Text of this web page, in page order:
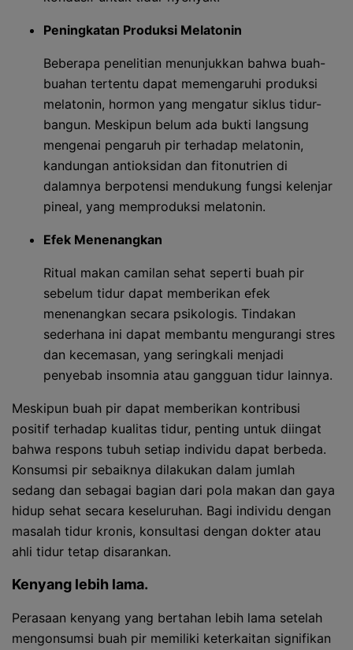
Peningkatan Produksi Melatonin
Beberapa penelitian menunjukkan bahwa buah-
buahan tertentu dapat memengaruhi produksi
melatonin, hormon yang mengatur siklus tidur-
bangun. Meskipun belum ada bukti langsung
mengenai pengaruh pir terhadap melatonin,
kandungan antioksidan dan fitonutrien di
dalamnya berpotensi mendukung fungsi kelenjar
pineal, yang memproduksi melatonin.
Efek Menenangkan
Ritual makan camilan sehat seperti buah pir
sebelum tidur dapat memberikan efek
menenangkan secara psikologis. Tindakan
sederhana ini dapat membantu mengurangi stres
dan kecemasan, yang seringkali menjadi
penyebab insomnia atau gangguan tidur lainnya.
Meskipun buah pir dapat memberikan kontribusi
positif terhadap kualitas tidur, penting untuk diingat
bahwa respons tubuh setiap individu dapat berbeda.
Konsumsi pir sebaiknya dilakukan dalam jumlah
sedang dan sebagai bagian dari pola makan dan gaya
hidup sehat secara keseluruhan. Bagi individu dengan
masalah tidur kronis, konsultasi dengan dokter atau
ahli tidur tetap disarankan.
Kenyang lebih lama.
Perasaan kenyang yang bertahan lebih lama setelah
mengonsumsi buah pir memiliki keterkaitan signifikan